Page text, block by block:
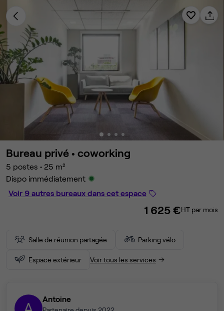
Bureau privé • coworking
5 postes • 25 m²
Dispo immédiatement
Voir 9 autres bureaux dans cet espace
1 625 €HT par mois
Salle de réunion partagée Parking vélo
Espace extérieur Voir tous les services
Antoine